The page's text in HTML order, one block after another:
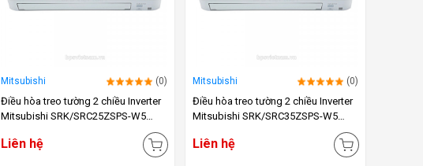
Mitsubishi (0)
Điều hòa treo tường 2 chiều Inverter
Mitsubishi SRK/SRC25ZSPS-W5
Liên hệ
Mitsubishi (0)
Điều hòa treo tường 2 chiều Inverter
Mitsubishi SRK/SRC35ZSPS-W5
Liên hệ